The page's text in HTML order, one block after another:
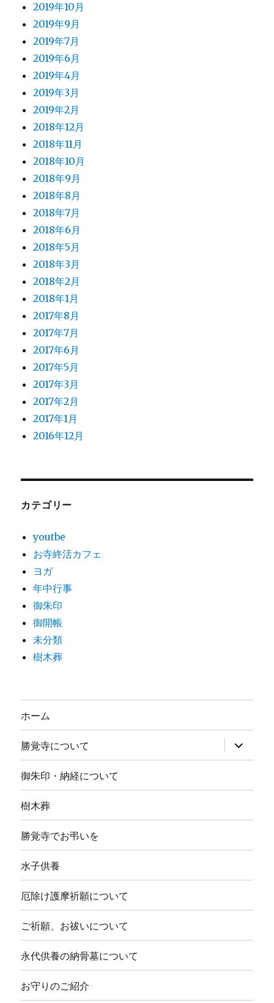
2019年10月
2019年9月
2019年7月
2019年6月
2019年4月
2019年3月
2019年2月
2018年12月
2018年11月
2018年10月
2018年9月
2018年8月
2018年7月
2018年6月
2018年5月
2018年3月
2018年2月
2018年1月
2017年8月
2017年7月
2017年6月
2017年5月
2017年3月
2017年2月
2017年1月
2016年12月
カテゴリー
youtbe
お寺終活カフェ
ヨガ
年中行事
御朱印
御開帳
未分類
樹木葬
ホーム
勝覚寺について サ
ブ
メ
ー
開
御朱印・納経について
樹木葬
勝覚寺でお弔いを
水子供養
厄除け護摩祈願について
ご祈願、お祓いについて
永代供養の納骨墓について
お守りのご紹介